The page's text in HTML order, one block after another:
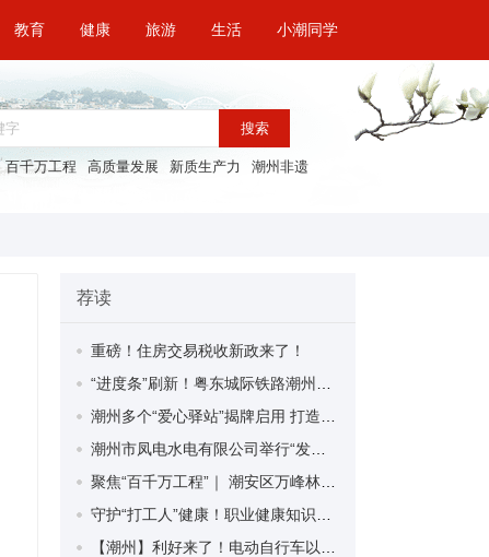
教育 健康 旅游 生活 小潮同学
搜索
百千万工程 高质量发展 新质生产力 潮州非遗
荐读
重磅！住房交易税收新政来了！